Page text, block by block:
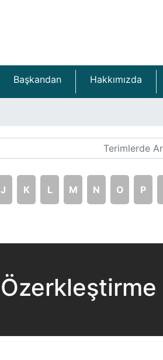
Başkandan Hakkımızda
J K L M N O P
Özerkleştirme